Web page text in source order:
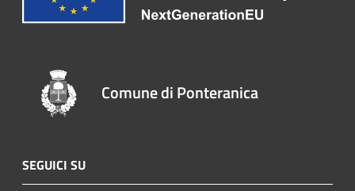
Comune di Ponteranica
SEGUICI SU